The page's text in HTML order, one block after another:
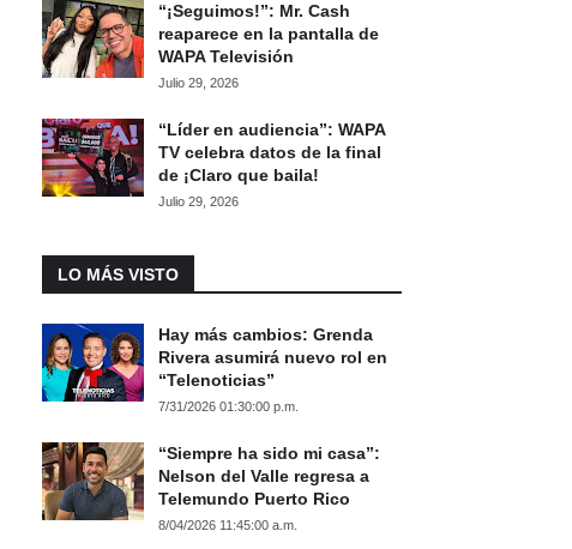
“¡Seguimos!”: Mr. Cash
reaparece en la pantalla de
WAPA Televisión
Julio 29, 2026
“Líder en audiencia”: WAPA
TV celebra datos de la final
de ¡Claro que baila!
Julio 29, 2026
LO MÁS VISTO
Hay más cambios: Grenda
Rivera asumirá nuevo rol en
“Telenoticias”
7/31/2026 01:30:00 p.m.
“Siempre ha sido mi casa”:
Nelson del Valle regresa a
Telemundo Puerto Rico
8/04/2026 11:45:00 a.m.